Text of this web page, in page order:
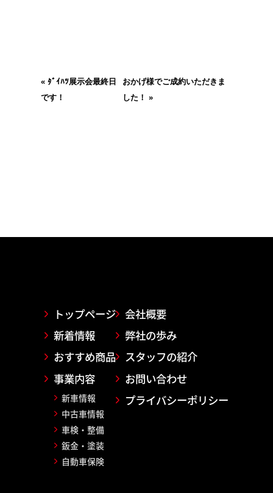
«ﾀﾞｲﾊﾂ展示会最終日
です！
おかげ様でご成約いただきま
した！ »
トップページ
新着情報
おすすめ商品
事業内容
新車情報
中古車情報
車検・整備
鈑金・塗装
自動車保険
会社概要
弊社の歩み
スタッフの紹介
お問い合わせ
プライバシーポリシー